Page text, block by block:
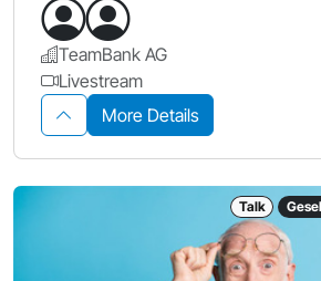
TeamBank AG
Livestream
More Details
Talk